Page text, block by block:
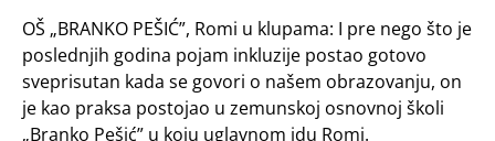
OŠ „BRANKO PEŠIĆ”, Romi u klupama: I pre nego što je
poslednjih godina pojam inkluzije postao gotovo
sveprisutan kada se govori o našem obrazovanju, on
je kao praksa postojao u zemunskoj osnovnoj školi
„Branko Pešić” u koju uglavnom idu Romi.